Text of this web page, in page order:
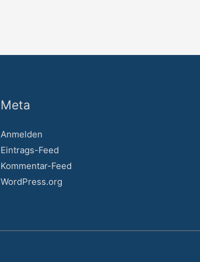
Meta
Anmelden
Eintrags-Feed
Kommentar-Feed
WordPress.org